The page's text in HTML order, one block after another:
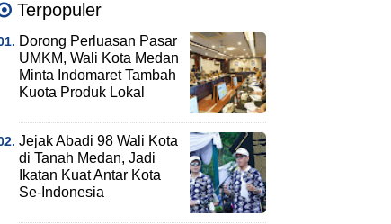
Terpopuler
Dorong Perluasan Pasar
UMKM, Wali Kota Medan
Minta Indomaret Tambah
Kuota Produk Lokal
Jejak Abadi 98 Wali Kota
di Tanah Medan, Jadi
Ikatan Kuat Antar Kota
Se-Indonesia